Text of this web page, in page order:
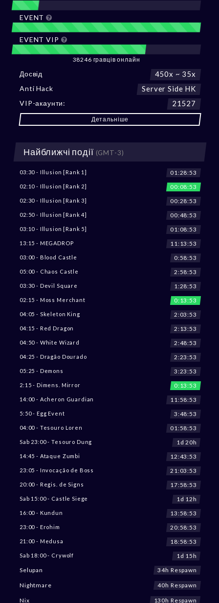
EVENT
EVENT VIP
38246 гравців онлайн
Досвід 450x ~ 35x
Anti Hack Server Side HK
VIP-акаунти: 21527
Детальніше
Найближчі події (GMT-3)
03:30 - Illusion [Rank 1] 01:28:51
02:10 - Illusion [Rank 2] 00:08:51
02:30 - Illusion [Rank 3] 00:28:51
02:50 - Illusion [Rank 4] 00:48:51
03:10 - Illusion [Rank 5] 01:08:51
13:15 - MEGADROP 11:13:51
03:00 - Blood Castle 0:58:51
05:00 - Chaos Castle 2:58:51
03:30 - Devil Square 1:28:51
02:15 - Moss Merchant 0:13:51
04:05 - Skeleton King 2:03:51
04:15 - Red Dragon 2:13:51
04:50 - White Wizard 2:48:51
04:25 - Dragão Dourado 2:23:51
05:25 - Demons 3:23:51
2:15 - Dimens. Mirror 0:13:51
14:00 - Acheron Guardian 11:58:51
5:50 - Egg Event 3:48:51
04:00 - Tesouro Loren 01:58:51
Sab 23:00 - Tesouro Dung 1d 20h
14:45 - Ataque Zumbi 12:43:51
23:05 - Invocação de Boss 21:03:51
20:00 - Regis. de Signs 17:58:51
Sab 15:00 - Castle Siege 1d 12h
16:00 - Kundun 13:58:51
23:00 - Erohim 20:58:51
21:00 - Medusa 18:58:51
Sab 18:00 - Crywolf
1d 15h
Selupan
34h Respawn
Nightmare 40h Respawn
Nix 130h Respawn